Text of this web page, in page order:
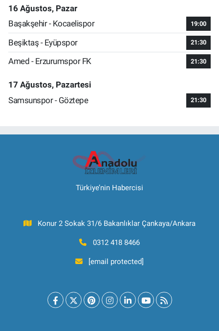
16 Ağustos, Pazar
Başakşehir - Kocaelispor
19:00
Beşiktaş - Eyüpspor 21:30
Amed - Erzurumspor FK 21:30
17 Ağustos, Pazartesi
Samsunspor - Göztepe
21:30
Türkiye’nin Habercisi
Konur 2 Sokak 31/6 Bakanlıklar Çankaya/Ankara
0312 418 8466
[email protected]